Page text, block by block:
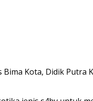
Kota, Didik Putra